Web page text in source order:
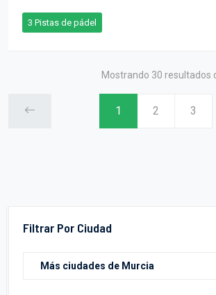
Filtrar Por Ciudad
3 Pistas de pádel
Mostrando 30 resultados
1 2 3